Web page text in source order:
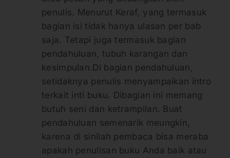
penulis. Menurut Keraf, yang termasuk
bagian isi tidak hanya ulasan per bab
saja. Tetapi juga termasuk bagian
pendahuluan, tubuh karangan dan
kesimpulan.Di bagian pendahuluan,
setidaknya penulis menyampaikan intro
terkait inti buku. Dibagian ini memang
butuh seni dan ketrampilan. Buat
pendahuluan semenarik meungkin,
karena di sinilah pembaca bisa meraba
apakah penulisan buku Anda baik atau